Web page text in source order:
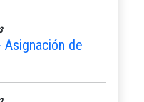
Asignación de